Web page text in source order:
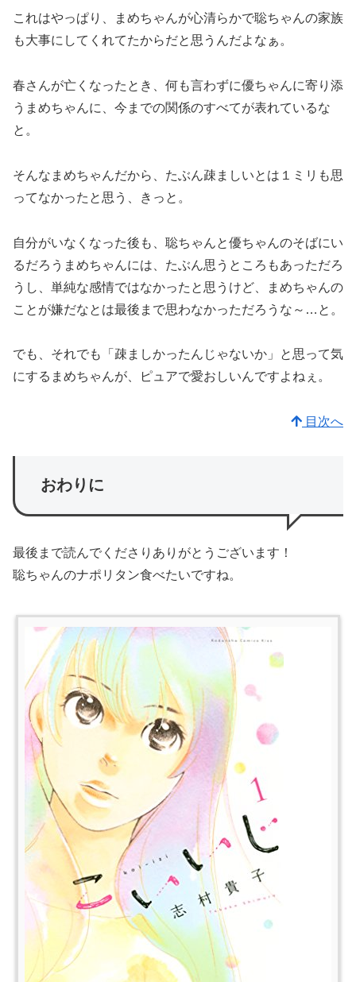
これはやっぱり、まめちゃんが心清らかで聡ちゃんの家族
も大事にしてくれてたからだと思うんだよなぁ。
春さんが亡くなったとき、何も言わずに優ちゃんに寄り添
うまめちゃんに、今までの関係のすべてが表れているな
と。
そんなまめちゃんだから、たぶん疎ましいとは１ミリも思
ってなかったと思う、きっと。
自分がいなくなった後も、聡ちゃんと優ちゃんのそばにい
るだろうまめちゃんには、たぶん思うところもあっただろ
うし、単純な感情ではなかったと思うけど、まめちゃんの
ことが嫌だなとは最後まで思わなかっただろうな～…と。
でも、それでも「疎ましかったんじゃないか」と思って気
にするまめちゃんが、ピュアで愛おしいんですよねぇ。
目次へ
おわりに
最後まで読んでくださりありがとうございます！
聡ちゃんのナポリタン食べたいですね。